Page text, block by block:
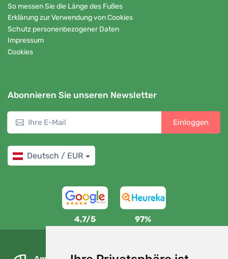
So messen Sie die Länge des Fußes
Erklärung zur Verwendung von Cookies
Schutz personenbezogener Daten
Impressum
Cookies
Abonnieren Sie unseren Newsletter
Einloggen
Deutsch / EUR
4,7/5 97%